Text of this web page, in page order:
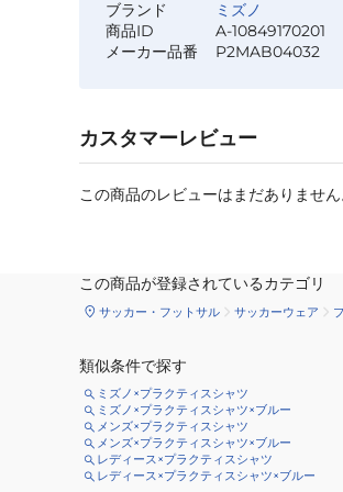
ブランド
ミズノ
商品ID
A-10849170201
メーカー品番
P2MAB04032
カスタマーレビュー
この商品のレビューはまだありません
この商品が登録されているカテゴリ
サッカー・フットサル サッカーウェア
類似条件で探す
ミズノ×プラクティスシャツ
ミズノ×プラクティスシャツ×ブルー
メンズ×プラクティスシャツ
メンズ×プラクティスシャツ×ブルー
レディース×プラクティスシャツ
レディース×プラクティスシャツ×ブルー